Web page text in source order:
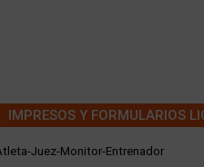
IMPRESOS Y FORMULARIOS
Juez-Monitor-Entrenador